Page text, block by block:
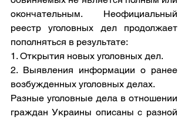
окончательным. Неофициальный
реестр уголовных дел продолжает
пополняться в результате:
1. Открытия новых уголовных дел.
2. Выявления информации о ранее
возбужденных уголовных делах.
Разные уголовные дела в отношении
граждан Украины описаны с разной